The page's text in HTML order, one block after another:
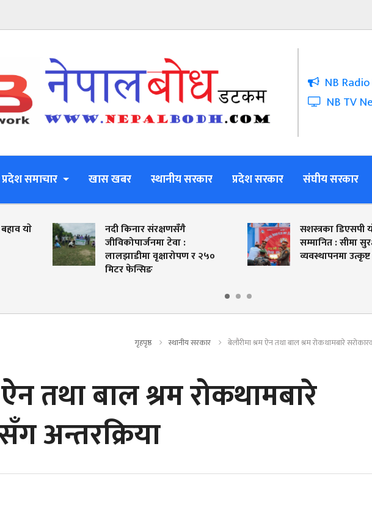
NB
NB TV
प्रदेश समाचार खास खबर स्थानीय सरकार प्रदेश सरकार संघीय सरकार
नदी किनार संरक्षणसँगै
जीविकोपार्जनमा टेवा :
लालझाडीमा वृक्षारोपण र २५०
मिटर फेन्सिङ
सशस्त्रका डिएसपी योग्य बस्नेत
सम्मानित : सीमा सुरक्षा र विपद्
व्यवस्थापनमा उत्कृष्ट योगदान
गृहपृष्ठ स्थानीय सरकार बेलौरीमा श्रम ऐन तथा बाल श्रम रोकथामबारे
तथा बाल श्रम रोकथामबारे
अन्तरक्रिया